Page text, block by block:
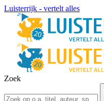
Luisterrijk - vertelt alles
Zoek